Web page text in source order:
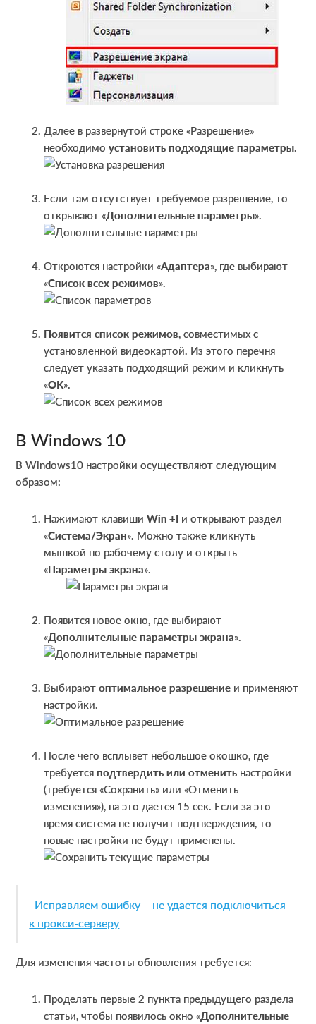
Далее в развернутой строке «Разрешение»
необходимоустановить подходящие параметры.
Если там отсутствует требуемое разрешение, то
открывают «Дополнительные параметры».
Откроются настройки «Адаптера», где выбирают
«Список всех режимов».
Появится список режимов, совместимых с
установленной видеокартой. Из этого перечня
следует указать подходящий режим и кликнуть
«OK».
В Windows 10
В Windows10 настройки осуществляют следующим
образом:
Нажимают клавишиWin +I и открывают раздел
«Система/Экран». Можно также кликнуть
мышкой по рабочему столу и открыть
«Параметры экрана».
Появится новое окно, где выбирают
«Дополнительные параметры экрана».
Выбираютоптимальное разрешение и применяют
настройки.
После чего всплывет небольшое окошко, где
требуетсяподтвердить или отменить настройки
(требуется «Сохранить» или «Отменить
изменения»), на это дается 15 сек. Если за это
время система не получит подтверждения, то
новые настройки не будут применены.
Исправляем ошибку – не удается подключиться
к прокси-серверу
Для изменения частоты обновления требуется:
Проделать первые 2 пункта предыдущего раздела
статьи, чтобы появилось окно «Дополнительные